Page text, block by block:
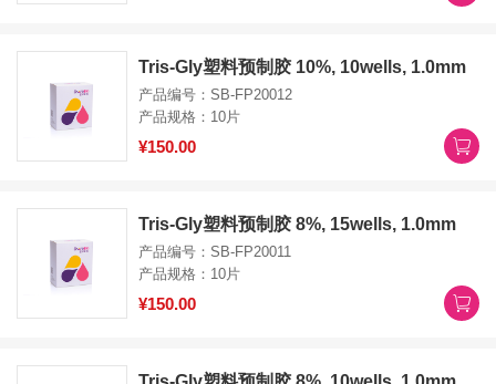
Tris-Gly塑料预制胶 10%, 10wells, 1.0mm
产品编号：SB-FP20012
产品规格：10片
¥150.00
Tris-Gly塑料预制胶 8%, 15wells, 1.0mm
产品编号：SB-FP20011
产品规格：10片
¥150.00